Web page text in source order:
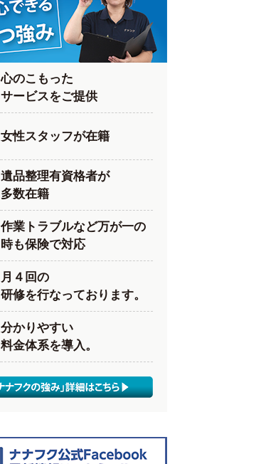
心のこもった
サービスをご提供
女性スタッフが在籍
遺品整理有資格者が
多数在籍
作業トラブルなど万が一の
時も保険で対応
月４回の
研修を行なっております。
分かりやすい
料金体系を導入。